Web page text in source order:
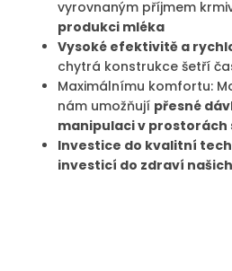
vyrovnaným příjmem
produkci mléka
Vysoké efektivitě a
chytrá konstrukce šetří
Maximálnímu komfortu:
nám umožňují přesné
manipulaci v prostorách
Investice do kvalitní
investicí do zdraví